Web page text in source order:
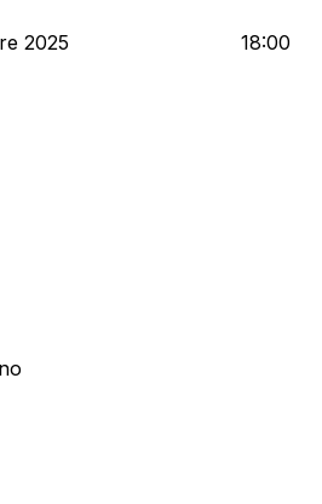
2025 18:00